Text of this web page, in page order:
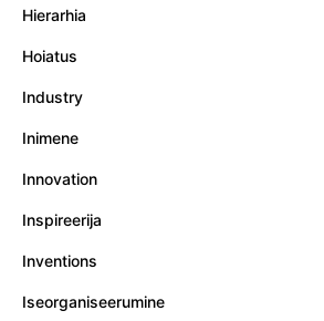
Hierarhia
Hoiatus
Industry
Inimene
Innovation
Inspireerija
Inventions
Iseorganiseerumine